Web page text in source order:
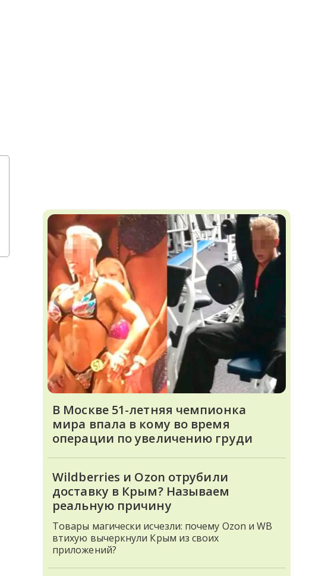
В Москве 51-летняя чемпионка
мира впала в кому во время
операции по увеличению груди
Wildberries и Ozon отрубили
доставку в Крым? Называем
реальную причину
Товары магически исчезли: почему Ozon и WB
втихую вычеркнули Крым из своих
приложений?